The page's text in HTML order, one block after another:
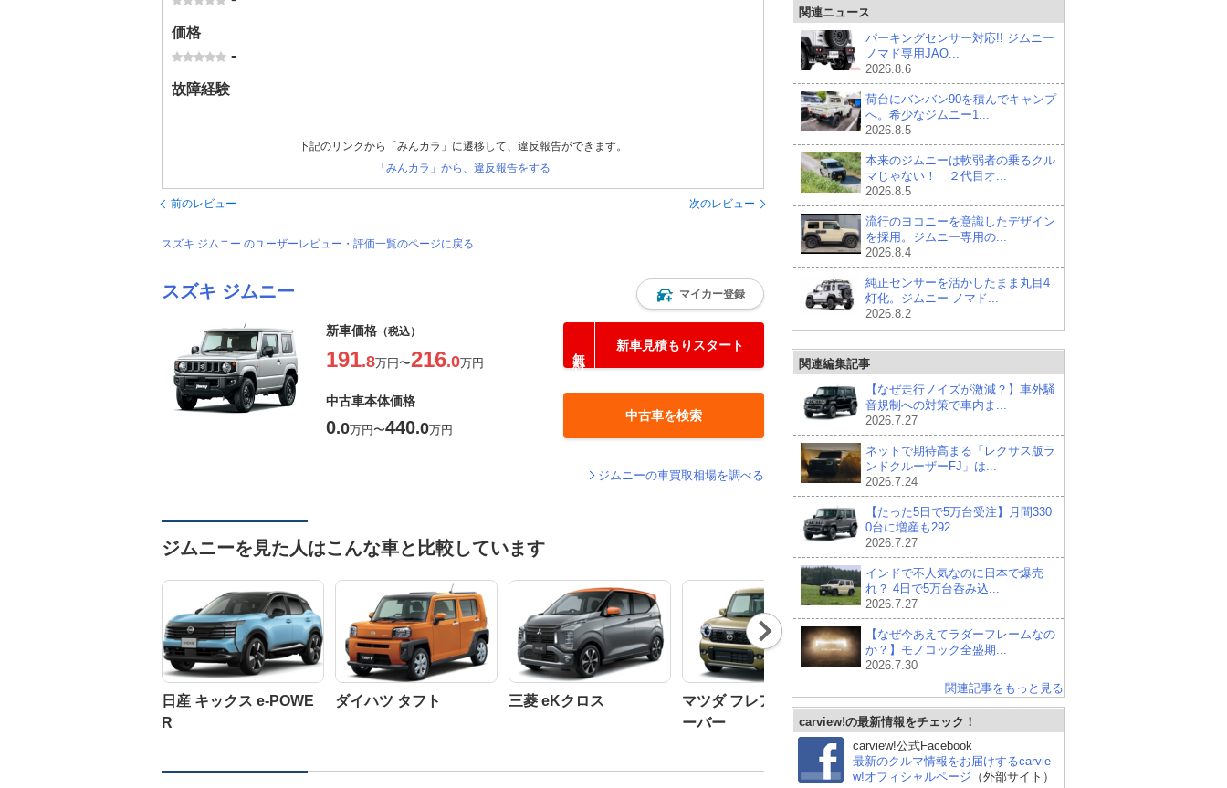
価格
-
故障経験
下記のリンクから「みんカラ」に遷移して、違反報告ができます。
「みんカラ」から、違反報告をする
前のレビュー 次のレビュー
スズキ ジムニー のユーザーレビュー・評価一覧のページに戻る
スズキ ジムニー マイカー登録
新車価格 （税込）
191.8万円〜216.0万円
新車見積もりスタート
中古車本体価格
0.0万円〜440.0万円
中古車を検索
ジムニーの車買取相場を調べる
ジムニーを見た人はこんな車と比較しています
日産 キックス e-POWE
R
ダイハツ タフト 三菱 eKクロス
マツダ フレアクロスオ
ーバー
ダイハツ アトレーデッ
キバン
Nex
t
関連ニュース
パーキングセンサー対応!! ジムニー
ノマド専用JAO...
2026.8.6
荷台にバンバン90を積んでキャンプ
へ。希少なジムニー1...
2026.8.5
本来のジムニーは軟弱者の乗るクル
マじゃない！ ２代目オ...
2026.8.5
流行のヨコニーを意識したデザイン
を採用。ジムニー専用の...
2026.8.4
純正センサーを活かしたまま丸目4
灯化。ジムニー ノマド...
2026.8.2
関連編集記事
【なぜ走行ノイズが激減？】車外騒
音規制への対策で車内ま...
2026.7.27
ネットで期待高まる「レクサス版ラ
ンドクルーザーFJ」は...
2026.7.24
【たった5日で5万台受注】月間330
0台に増産も292...
2026.7.27
インドで不人気なのに日本で爆売
れ？ 4日で5万台呑み込...
2026.7.27
【なぜ今あえてラダーフレームなの
か？】モノコック全盛期...
2026.7.30
関連記事をもっと見る
carview!の最新情報をチェック！
carview!公式Facebook
最新のクルマ情報をお届けするcarvie
w!オフィシャルページ （外部サイト）